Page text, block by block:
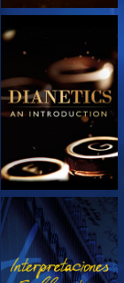
EXPLORA LAS
SERIES
VE